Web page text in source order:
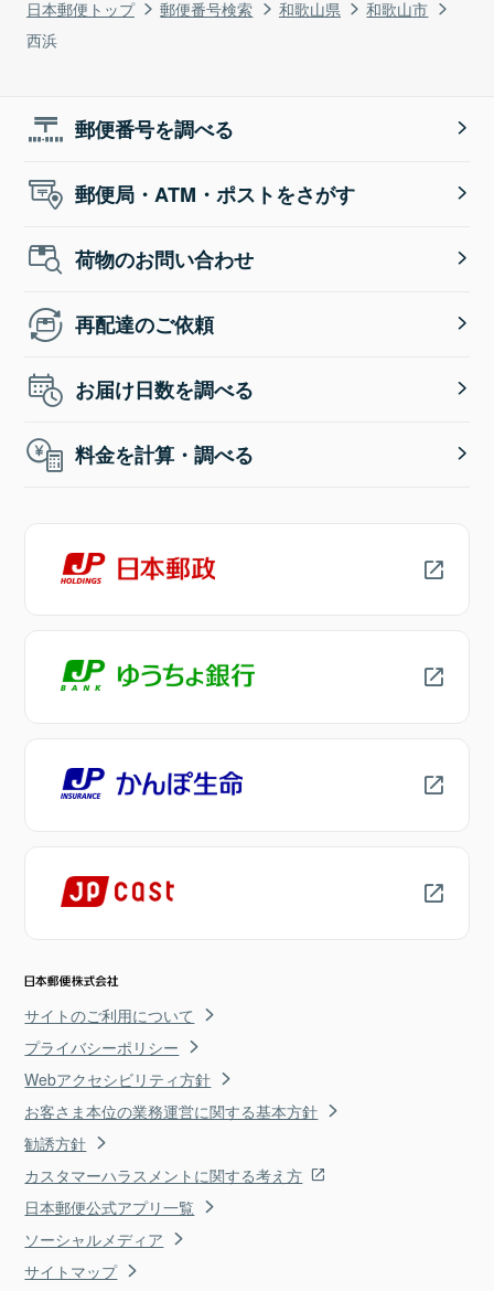
日本郵便トップ 郵便番号検索 和歌山県
和歌山市
西浜
郵便番号を調べる
郵便局・ATM・ポストをさがす
荷物のお問い合わせ
再配達のご依頼
お届け日数を調べる
料金を計算・調べる
サイトのご利用について
プライバシーポリシー
Webアクセシビリティ方針
お客さま本位の業務運営に関する基本方針
勧誘方針
カスタマーハラスメントに関する考え方
日本郵便公式アプリ一覧
ソーシャルメディア
サイトマップ